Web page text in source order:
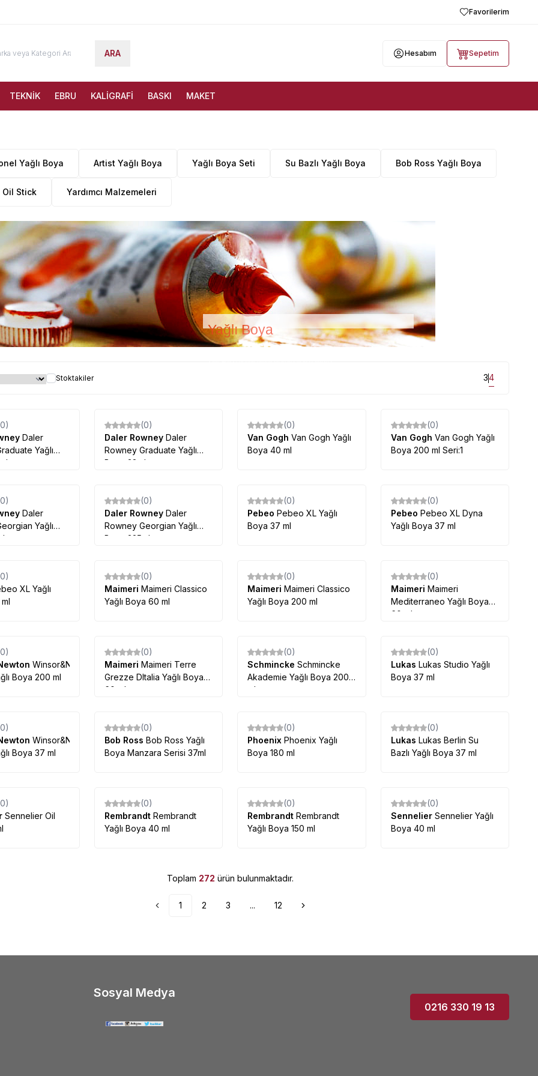
Favorilerim
ARA Hesabım Sepetim
TEKNİK EBRU KALİGRAFİ BASKI MAKET
Yağlı Boya Artist Yağlı Boya Yağlı Boya Seti Su Bazlı Yağlı Boya Bob Ross Yağlı Boya
Oil Stick Yardımcı Malzemeleri
Yağlı Boya
Stoktakiler 34
Daler
Yağlı
(0)
Daler Rowney Daler
Rowney Graduate Yağlı
Boya 38ml
(0)
Van Gogh Van Gogh Yağlı
Boya 40 ml
(0)
Van Gogh Van Gogh Yağlı
Boya 200 ml Seri:1
Daler
Yağlı
(0)
Daler Rowney Daler
Rowney Georgian Yağlı
Boya 225ml
(0)
Pebeo Pebeo XL Yağlı
Boya 37 ml
(0)
Pebeo Pebeo XL Dyna
Yağlı Boya 37 ml
XL Yağlı
(0)
Maimeri Maimeri Classico
Yağlı Boya 60 ml
%10
(0)
Maimeri Maimeri Classico
Yağlı Boya 200 ml
(0)
Maimeri Maimeri
Mediterraneo Yağlı Boya
60 ml
Winsor&Newton
Boya 200 ml
(0)
Maimeri Maimeri Terre
Grezze DItalia Yağlı Boya
60 ml
(0)
Schmincke Schmincke
Akademie Yağlı Boya 200
ml
(0)
Lukas Lukas Studio Yağlı
Boya 37 ml
Winsor&Newton
Boya 37 ml
(0)
Bob Ross Bob Ross Yağlı
Boya Manzara Serisi 37ml
(0)
Phoenix Phoenix Yağlı
Boya 180 ml
(0)
Lukas Lukas Berlin Su
Bazlı Yağlı Boya 37 ml
Sennelier Oil
(0)
Rembrandt Rembrandt
Yağlı Boya 40 ml
(0)
Rembrandt Rembrandt
Yağlı Boya 150 ml
(0)
Sennelier Sennelier Yağlı
Boya 40 ml
Toplam 272 ürün bulunmaktadır.
1 2 3 ... 12
Sosyal Medya
0216 330 19 13